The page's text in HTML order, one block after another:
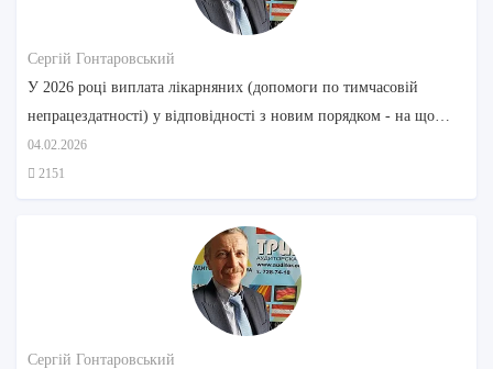
Сергій Гонтаровський
У 2026 році виплата лікарняних (допомоги по тимчасовій
непрацездатності) у відповідності з новим порядком - на що
звернути увагу
04.02.2026
2151
Сергій Гонтаровський